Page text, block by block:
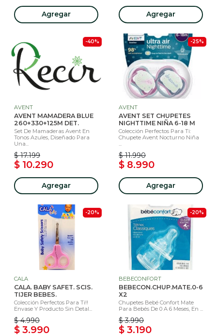
Agregar Agregar
-40%
AVENT
AVENT MAMADERA BLUE
260+330+125M DET.
Set De Mamaderas Avent En
Tonos Azules, Diseñado Para
Una...
$ 17.199
$ 10.290
Agregar
-25%
AVENT
AVENT SET CHUPETES
NIGHTTIME NIÑA 6-18 M
Colección Perfectos Para Ti:
Chupete Avent Nocturno Niña
...
$ 11.990
$ 8.990
Agregar
-20%
CALA
CALA. BABY SAFET. SCIS.
TIJER BEBES.
Colección Perfectos Para Ti!!
Envase Y Producto Sin Detal...
$ 4.990
$ 3.990
-20%
BEBECONFORT
BEBECON.CHUP.MATE.0-6
X2
Chupetes Bebé Confort Mate
Para Bebés De 0 A 6 Meses, En ...
$ 3.990
$ 3.190